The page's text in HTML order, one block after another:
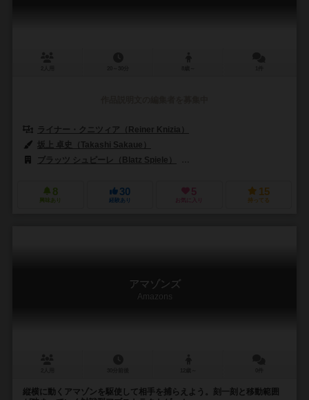
ライナー・クニツィア（Reiner Knizia）
坂上 卓史（Takashi Sakaue）
ブラッツ シュピーレ（Blatz Spiele）
8
興味あり
30
経験あり
5
お気に入り
15
持ってる
アマゾンズ
Amazons
縦横に動くアマゾンを駆使して相手を捕らえよう。刻一刻と移動範囲